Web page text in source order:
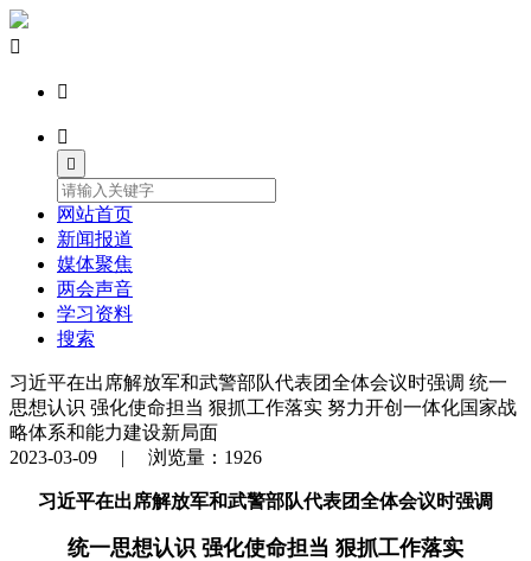




网站首页
新闻报道
媒体聚焦
两会声音
学习资料
搜索
习近平在出席解放军和武警部队代表团全体会议时强调 统一
思想认识 强化使命担当 狠抓工作落实 努力开创一体化国家战
略体系和能力建设新局面
2023-03-09 | 浏览量：1926
习近平在出席解放军和武警部队代表团全体会议时强调
统一思想认识 强化使命担当 狠抓工作落实